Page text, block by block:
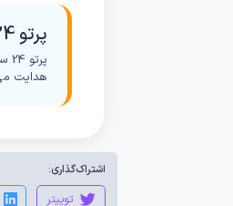
پرتو 24 چه خدماتی ارائه می‌دهد؟
هدایت
اشتراک‌گذاری:
توییتر